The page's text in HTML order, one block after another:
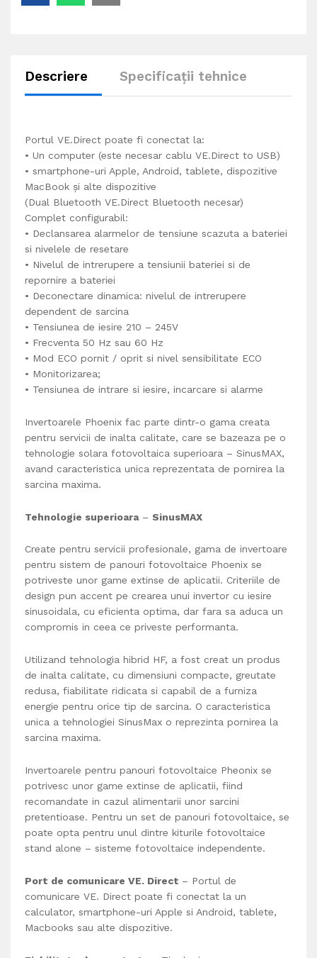
Descriere Specificații tehnice
Portul VE.Direct poate fi conectat la:
• Un computer (este necesar cablu VE.Direct to USB)
• smartphone-uri Apple, Android, tablete, dispozitive
MacBook și alte dispozitive
(Dual Bluetooth VE.Direct Bluetooth necesar)
Complet configurabil:
• Declansarea alarmelor de tensiune scazuta a bateriei
si nivelele de resetare
• Nivelul de intrerupere a tensiunii bateriei si de
repornire a bateriei
• Deconectare dinamica: nivelul de intrerupere
dependent de sarcina
• Tensiunea de iesire 210 – 245V
• Frecventa 50 Hz sau 60 Hz
• Mod ECO pornit / oprit si nivel sensibilitate ECO
• Monitorizarea;
• Tensiunea de intrare si iesire, incarcare si alarme
Invertoarele Phoenix fac parte dintr-o gama creata
pentru servicii de inalta calitate, care se bazeaza pe o
tehnologie solara fotovoltaica superioara – SinusMAX,
avand caracteristica unica reprezentata de pornirea la
sarcina maxima.
Tehnologie superioara– SinusMAX
Create pentru servicii profesionale, gama de invertoare
pentru sistem de panouri fotovoltaice Phoenix se
potriveste unor game extinse de aplicatii. Criteriile de
design pun accent pe crearea unui invertor cu iesire
sinusoidala, cu eficienta optima, dar fara sa aduca un
compromis in ceea ce priveste performanta.
Utilizand tehnologia hibrid HF, a fost creat un produs
de inalta calitate, cu dimensiuni compacte, greutate
redusa, fiabilitate ridicata si capabil de a furniza
energie pentru orice tip de sarcina. O caracteristica
unica a tehnologiei SinusMax o reprezinta pornirea la
sarcina maxima.
Invertoarele pentru panouri fotovoltaice Pheonix se
potrivesc unor game extinse de aplicatii, fiind
recomandate in cazul alimentarii unor sarcini
pretentioase. Pentru un set de panouri fotovoltaice, se
poate opta pentru unul dintre kiturile fotovoltaice
stand alone – sisteme fotovoltaice independente.
Port de comunicare VE. Direct – Portul de
comunicare VE. Direct poate fi conectat la un
calculator, smartphone-uri Apple si Android, tablete,
Macbooks sau alte dispozitive.